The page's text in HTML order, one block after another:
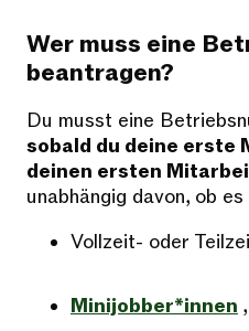
Wer muss eine
beantragen?
Du musst eine
sobald du deine erste
deinen ersten
unabhängig davon, ob es
Vollzeit- oder
Minijobber*innen ,